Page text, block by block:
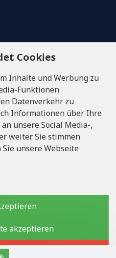
LV40103717618
Zasulauka iela 32 - 7, LV-1046
Alle Rechte vorbehalten
Cookies
Inhalte und Werbung zu
Funktionen
Datenverkehr zu
Informationen über Ihre
unsere Social Media-,
weiter. Sie stimmen
unsere Webseite
akzeptieren